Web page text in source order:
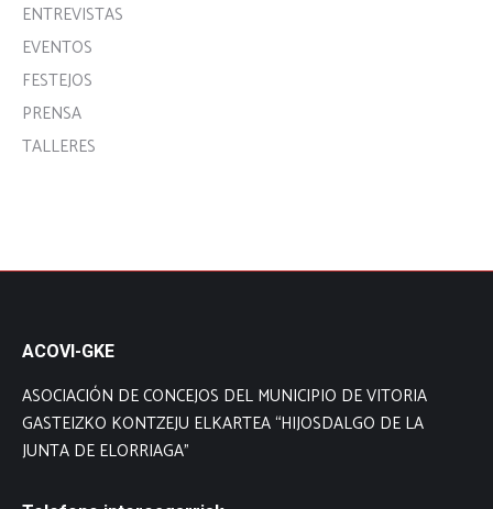
ENTREVISTAS
EVENTOS
FESTEJOS
PRENSA
TALLERES
ACOVI-GKE
ASOCIACIÓN DE CONCEJOS DEL MUNICIPIO DE VITORIA
GASTEIZKO KONTZEJU ELKARTEA “HIJOSDALGO DE LA
JUNTA DE ELORRIAGA”